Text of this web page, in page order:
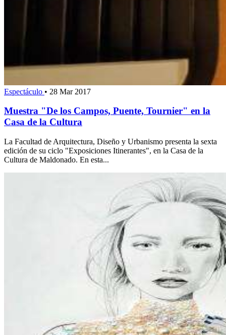
Espectáculo • 28 Mar 2017
Muestra "De los Campos, Puente, Tournier" en la
Casa de la Cultura
La Facultad de Arquitectura, Diseño y Urbanismo presenta la sexta
edición de su ciclo "Exposiciones Itinerantes", en la Casa de la
Cultura de Maldonado. En esta...